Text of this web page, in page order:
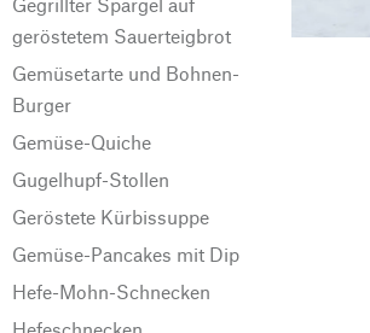
geröstetem Sauerteigbrot
Gemüsetarte und Bohnen-
Burger
Gemüse-Quiche
Gugelhupf-Stollen
Geröstete Kürbissuppe
Gemüse-Pancakes mit Dip
Hefe-Mohn-Schnecken